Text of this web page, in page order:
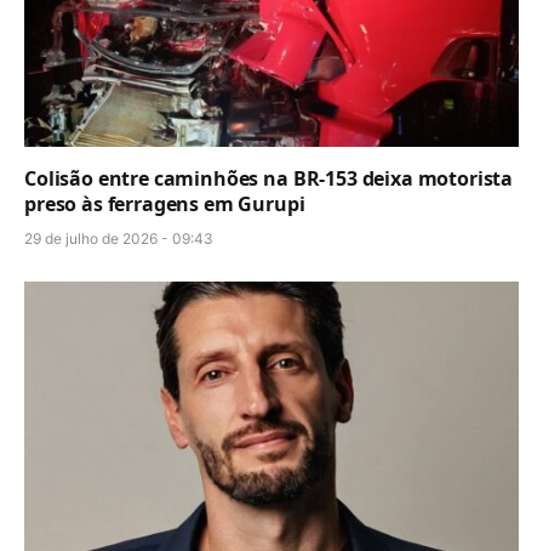
Colisão entre caminhões na BR-153 deixa motorista
preso às ferragens em Gurupi
29 de julho de 2026 - 09:43